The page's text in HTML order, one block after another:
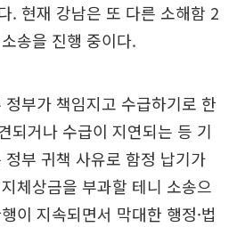
. 현재 강남은 또 다른 소해함 2
송을 진행 중이다.
부가 책임지고 수급하기로 한
되거나 수급이 지연되는 등 기
부 귀책 사유로 함정 납기가
체상금을 부과할 테니 소송으
이 지속되면서 막대한 행정·법